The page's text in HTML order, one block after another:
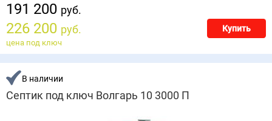
191 200 руб.
226 200 руб. Купить
цена под ключ
В наличии
Септик под ключ Волгарь 10 3000 П